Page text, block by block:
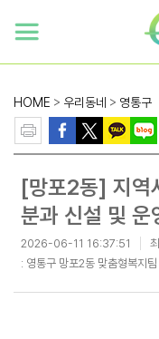
HOME > 우리동네 > 영통구
[망포2동] 지역
분과 신설 및 운
2026-06-11 16:37:51
: 영통구 망포2동 맞춤형복지팀